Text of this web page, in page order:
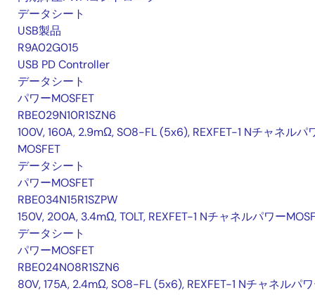
データシート
USB製品
R9A02G015
USB PD Controller
データシート
パワーMOSFET
RBE029N10R1SZN6
100V, 160A, 2.9mΩ, SO8-FL (5x6), REXFET-1 Nチャネルパ
MOSFET
データシート
パワーMOSFET
RBE034N15R1SZPW
150V, 200A, 3.4mΩ, TOLT, REXFET-1 Nチャネルパワー
データシート
パワーMOSFET
RBE024N08R1SZN6
80V, 175A, 2.4mΩ, SO8-FL (5x6), REXFET-1 Nチャネルパ